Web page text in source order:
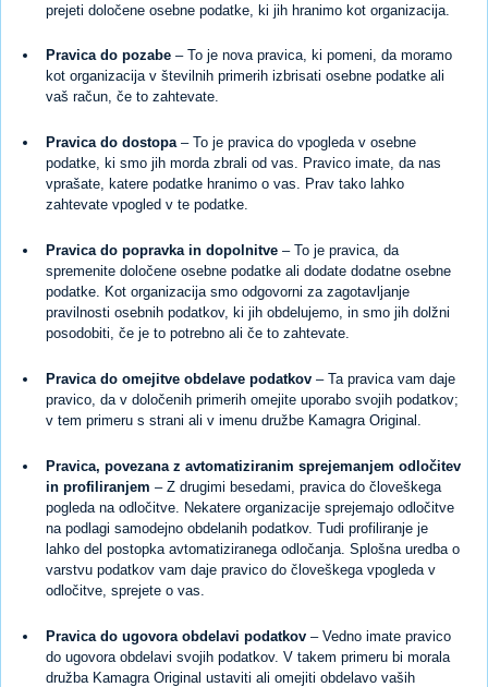
prejeti določene osebne podatke, ki jih hranimo kot organizacija.
Pravica do pozabe – To je nova pravica, ki pomeni, da moramo
kot organizacija v številnih primerih izbrisati osebne podatke ali
vaš račun, če to zahtevate.
Pravica do dostopa– To je pravica do vpogleda v osebne
podatke, ki smo jih morda zbrali od vas. Pravico imate, da nas
vprašate, katere podatke hranimo o vas. Prav tako lahko
zahtevate vpogled v te podatke.
Pravica do popravka in dopolnitve – To je pravica, da
spremenite določene osebne podatke ali dodate dodatne osebne
podatke. Kot organizacija smo odgovorni za zagotavljanje
pravilnosti osebnih podatkov, ki jih obdelujemo, in smo jih dolžni
posodobiti, če je to potrebno ali če to zahtevate.
Pravica do omejitve obdelave podatkov – Ta pravica vam daje
pravico, da v določenih primerih omejite uporabo svojih podatkov;
v tem primeru s strani ali v imenu družbe Kamagra Original.
Pravica, povezana z avtomatiziranim sprejemanjem odločitev
in profiliranjem – Z drugimi besedami, pravica do človeškega
pogleda na odločitve. Nekatere organizacije sprejemajo odločitve
na podlagi samodejno obdelanih podatkov. Tudi profiliranje je
lahko del postopka avtomatiziranega odločanja. Splošna uredba o
varstvu podatkov vam daje pravico do človeškega vpogleda v
odločitve, sprejete o vas.
Pravica do ugovora obdelavi podatkov – Vedno imate pravico
do ugovora obdelavi svojih podatkov. V takem primeru bi morala
družba Kamagra Original ustaviti ali omejiti obdelavo vaših